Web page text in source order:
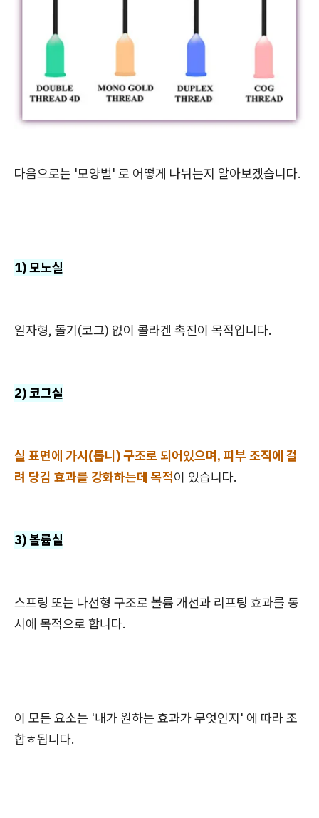
다음으로는 '모양별' 로 어떻게 나뉘는지 알아보겠습니다.
1) 모노실
일자형, 돌기(코그) 없이 콜라겐 촉진이 목적입니다.
2) 코그실
실 표면에 가시(톱니) 구조로 되어있으며, 피부 조직에 걸
려 당김 효과를 강화하는데 목적이 있습니다.
3) 볼륨실
스프링 또는 나선형 구조로 볼륨 개선과 리프팅 효과를 동
시에 목적으로 합니다.
이 모든 요소는 '내가 원하는 효과가 무엇인지' 에 따라 조
합ㅎ됩니다.